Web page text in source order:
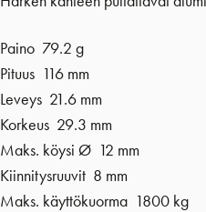
Paino 79.2 g
Pituus 116 mm
Leveys 21.6 mm
Korkeus 29.3 mm
Maks. köysi Ø 12 mm
Kiinnitysruuvit 8 mm
Maks. käyttökuorma 1800 kg